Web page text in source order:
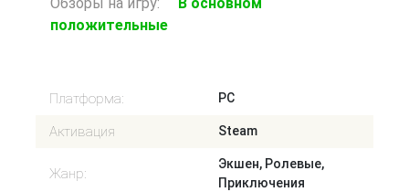
положительные
Платформа: PC
Активация Steam
Жанр:
Экшен, Ролевые,
Приключения